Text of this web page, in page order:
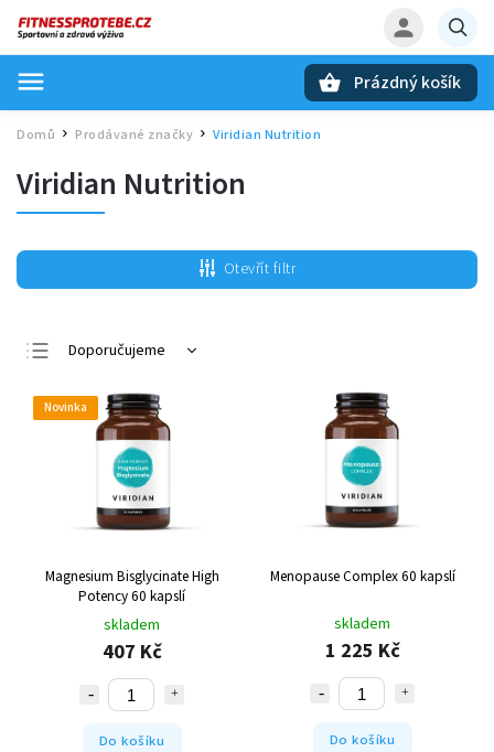
Prázdný košík
Domů / Prodávané značky / Viridian Nutrition
Viridian Nutrition
Otevřít filtr
Doporučujeme
Nejdražší
Nejprodávanější
Abecedně
Novinka
Magnesium Bisglycinate High
Potency 60 kapslí
skladem
407 Kč
Do košíku
Menopause Complex 60 kapslí
skladem
1 225 Kč
Do košíku